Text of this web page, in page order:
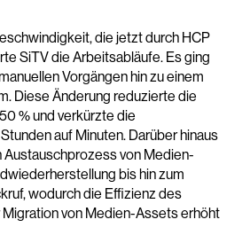
die jetzt durch HCP
SiTV die Arbeitsabläufe. Es ging
Vorgängen hin zu einem
Diese Änderung reduzierte die
% und verkürzte die
auf Minuten. Darüber hinaus
von Medien-
bis hin zum
wodurch die Effizienz des
von Medien-Assets erhöht